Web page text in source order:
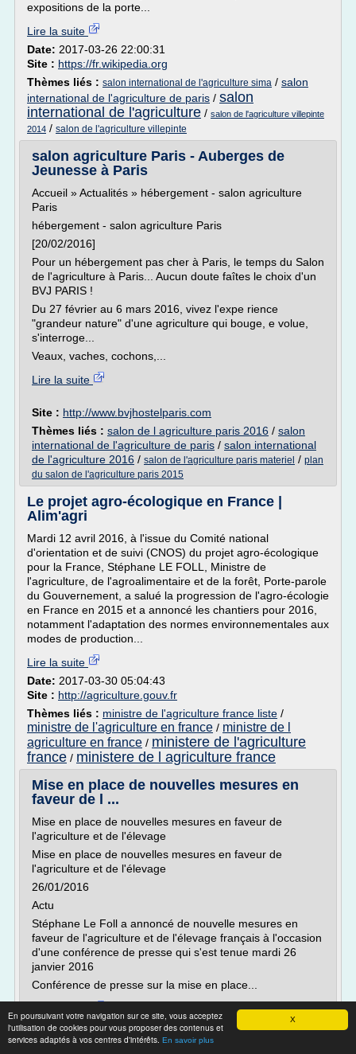
X
En poursuivant votre navigation sur ce site, vous acceptez
l'utilisation de cookies pour vous proposer des contenus et
services adaptés à vos centres d'intérêts. En savoir plus
expositions de la porte...
Lire la suite
Date: 2017-03-26 22:00:31
Site : https://fr.wikipedia.org
Thèmes liés : salon international de l'agriculture sima / salon
international de l'agriculture de paris / salon
international de l'agriculture / salon de l'agriculture villepinte
2014 / salon de l'agriculture villepinte
salon agriculture Paris - Auberges de
Jeunesse à Paris
Accueil » Actualités » hébergement - salon agriculture
Paris
hébergement - salon agriculture Paris
[20/02/2016]
Pour un hébergement pas cher à Paris, le temps du Salon
de l'agriculture à Paris... Aucun doute faîtes le choix d'un
BVJ PARIS !
Du 27 février au 6 mars 2016, vivez l'expe rience
"grandeur nature" d'une agriculture qui bouge, e volue,
s'interroge...
Veaux, vaches, cochons,...
Lire la suite
Site : http://www.bvjhostelparis.com
Thèmes liés : salon de l agriculture paris 2016 / salon
international de l'agriculture de paris / salon international
de l'agriculture 2016 / salon de l'agriculture paris materiel / plan
du salon de l'agriculture paris 2015
Le projet agro-écologique en France |
Alim'agri
Mardi 12 avril 2016, à l'issue du Comité national
d'orientation et de suivi (CNOS) du projet agro-écologique
pour la France, Stéphane LE FOLL, Ministre de
l'agriculture, de l'agroalimentaire et de la forêt, Porte-parole
du Gouvernement, a salué la progression de l'agro-écologie
en France en 2015 et a annoncé les chantiers pour 2016,
notamment l'adaptation des normes environnementales aux
modes de production...
Lire la suite
Date: 2017-03-30 05:04:43
Site : http://agriculture.gouv.fr
Thèmes liés : ministre de l'agriculture france liste /
ministre de l'agriculture en france / ministre de l
agriculture en france / ministere de l'agriculture
france / ministere de l agriculture france
Mise en place de nouvelles mesures en
faveur de l ...
Mise en place de nouvelles mesures en faveur de
l'agriculture et de l'élevage
Mise en place de nouvelles mesures en faveur de
l'agriculture et de l'élevage
26/01/2016
Actu
Stéphane Le Foll a annoncé de nouvelle mesures en
faveur de l'agriculture et de l'élevage français à l'occasion
d'une conférence de presse qui s'est tenue mardi 26
janvier 2016
Conférence de presse sur la mise en place...
Date:2017-03-30 04:50:27
Site :http://agriculture.gouv.fr